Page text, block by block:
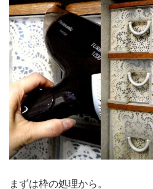
まずは枠の処理から。